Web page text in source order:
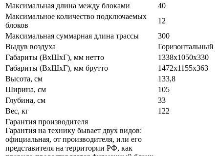
Максимальная длина между блоками
40
Максимальное количество подключаемых
блоков
12
Максимальная суммарная длина трассы
300
Выдув воздуха
Горизонтальный
Габариты (ВxШxГ), мм нетто
1338x1050x330
Габариты (ВxШxГ), мм брутто
1472х1155х363
Высота, см
133,8
Ширина, см
105
Глубина, см
33
Вес, кг
122
Гарантия производителя
Гарантия на технику бывает двух видов:
официальная, от производителя, или его
представителя на территории РФ, как